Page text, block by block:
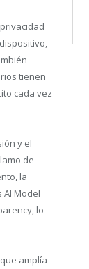
tienen
cada vez
y el
de
la
AI Model
lo
que amplía